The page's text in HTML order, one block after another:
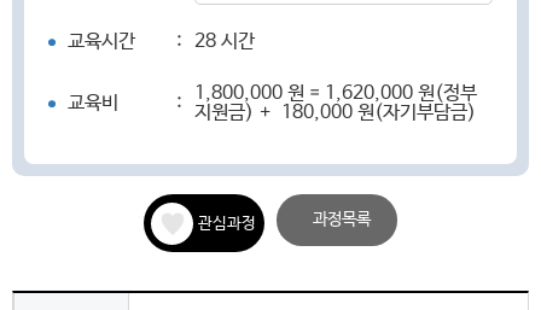
교육시간 : 28 시간
교육비 :
1,800,000 원 = 1,620,000 원(정부
지원금) + 180,000 원(자기부담금)
관심과정 과정목록